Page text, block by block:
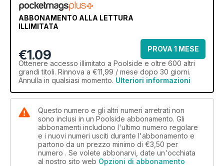
ABBONAMENTO ALLA LETTURA
ILLIMITATA
€1.09
PROVA 1 MESE
Ottenere accesso illimitato a Poolside e oltre 600 altri
grandi titoli. Rinnova a €11,99 / mese dopo 30 giorni.
Annulla in qualsiasi momento. Ulteriori informazioni
Questo numero e gli altri numeri arretrati non
sono inclusi in un Poolside abbonamento. Gli
abbonamenti includono l'ultimo numero regolare
e i nuovi numeri usciti durante l'abbonamento e
partono da un prezzo minimo di €3,50 per
numero . Se volete abbonarvi, date un'occhiata
al nostro sito web Opzioni di abbonamento